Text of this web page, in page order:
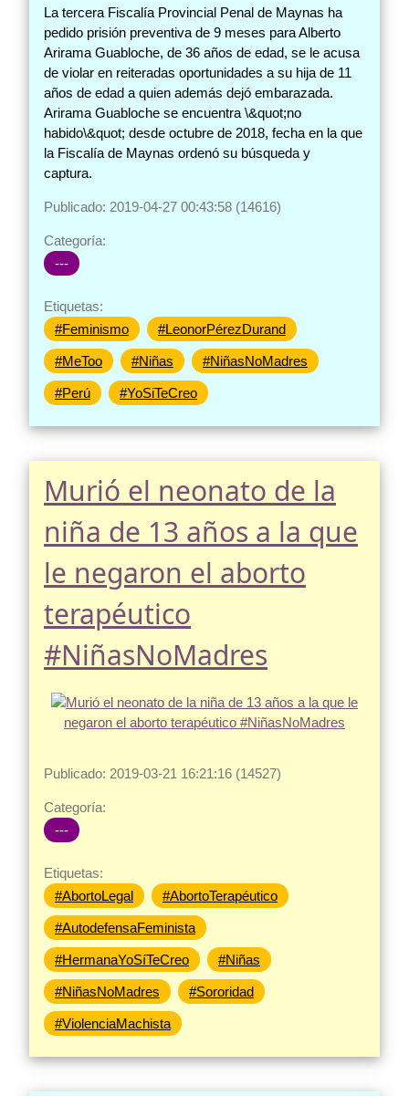
La tercera Fiscalía Provincial Penal de Maynas ha
pedido prisión preventiva de 9 meses para Alberto
Arirama Guabloche, de 36 años de edad, se le acusa
de violar en reiteradas oportunidades a su hija de 11
años de edad a quien además dejó embarazada.
Arirama Guabloche se encuentra \&quot;no
habido\&quot; desde octubre de 2018, fecha en la que
la Fiscalía de Maynas ordenó su búsqueda y
captura.
Publicado: 2019-04-27 00:43:58 (14616)
Categoría:
---
Etiquetas:
#Feminismo
#LeonorPérezDurand
#MeToo #Niñas #NiñasNoMadres
#Perú #YoSiTeCreo
Murió el neonato de la
niña de 13 años a la que
le negaron el aborto
terapéutico
#NiñasNoMadres
Publicado: 2019-03-21 16:21:16 (14527)
Categoría:
---
Etiquetas:
#AbortoLegal
#AbortoTerapéutico
#AutodefensaFeminista
#HermanaYoSíTeCreo #Niñas
#NiñasNoMadres #Sororidad
#ViolenciaMachista